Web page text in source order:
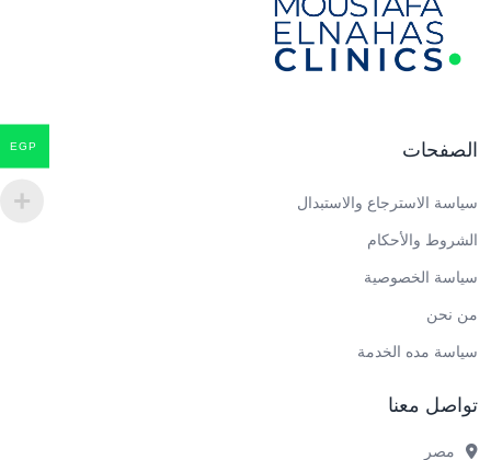
الصفحات
سياسة الاسترجاع والاستبدال
الشروط والأحكام
سياسة الخصوصية
من نحن
سياسة مده الخدمة
تواصل معنا
مصر
EGP